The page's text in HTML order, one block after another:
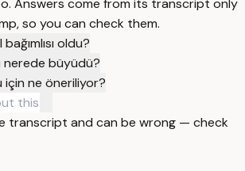
Answers come from its transcript only
so you can check them.
oldu?
nerede büyüdü?
için ne öneriliyor?
transcript and can be wrong — check